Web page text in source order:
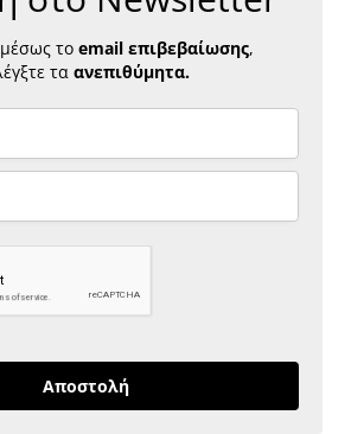
το email επιβεβαίωσης,
τα ανεπιθύμητα.
Αποστολή